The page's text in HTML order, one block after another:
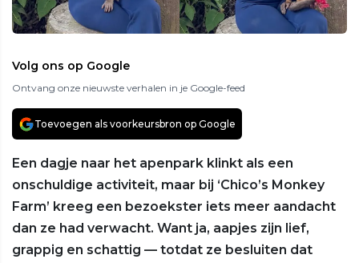
Volg ons op Google
Ontvang onze nieuwste verhalen in je Google-feed
Toevoegen als voorkeursbron op Google
Een dagje naar het apenpark klinkt als een
onschuldige activiteit, maar bij ‘Chico’s Monkey
Farm’ kreeg een bezoekster iets meer aandacht
dan ze had verwacht. Want ja, aapjes zijn lief,
grappig en schattig — totdat ze besluiten dat